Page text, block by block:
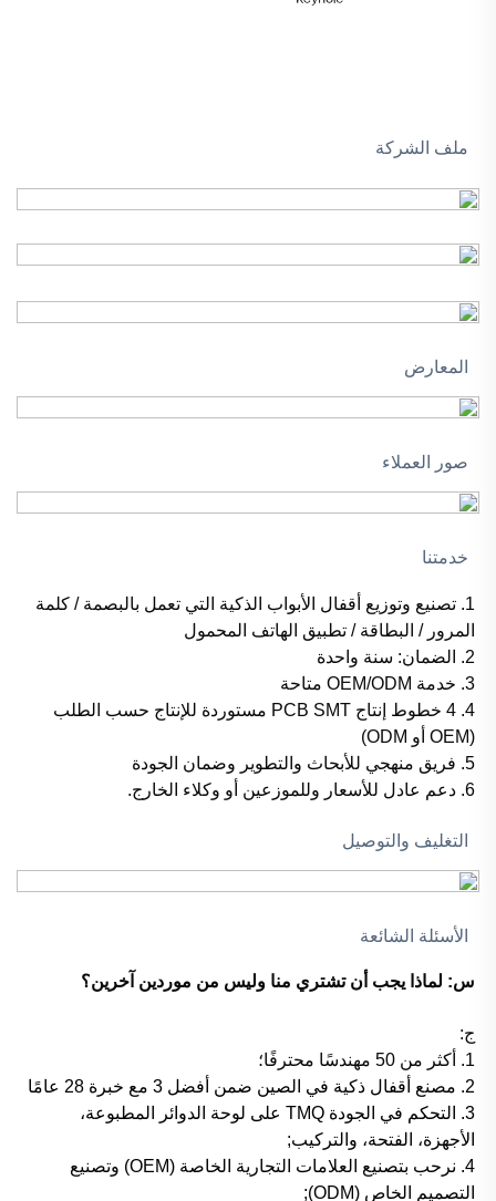
ملف الشركة
المعارض
صور العملاء
خدمتنا
1. تصنيع وتوزيع أقفال الأبواب الذكية التي تعمل بالبصمة / كلمة
المرور / البطاقة / تطبيق الهاتف المحمول
2. الضمان: سنة واحدة
3. خدمة OEM/ODM متاحة
4. 4 خطوط إنتاج PCB SMT مستوردة للإنتاج حسب الطلب
(OEM أو ODM)
5. فريق منهجي للأبحاث والتطوير وضمان الجودة
6. دعم عادل للأسعار وللموزعين أو وكلاء الخارج.
التغليف والتوصيل
الأسئلة الشائعة
س: لماذا يجب أن تشتري منا وليس من موردين آخرين؟
ج:
1. أكثر من 50 مهندسًا محترفًا؛
2. مصنع أقفال ذكية في الصين ضمن أفضل 3 مع خبرة 28 عامًا
3. التحكم في الجودة TMQ على لوحة الدوائر المطبوعة،
الأجهزة، الفتحة، والتركيب;
4. نرحب بتصنيع العلامات التجارية الخاصة (OEM) وتصنيع
التصميم الخاص (ODM);